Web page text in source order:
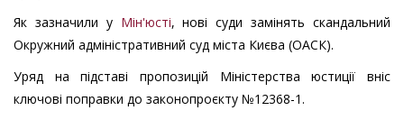
Як зазначили у Мін'юсті, нові суди замінять скандальний
Окружний адміністративний суд міста Києва (ОАСК).
Уряд на підставі пропозицій Міністерства юстиції вніс
ключові поправки до законопроєкту №12368-1.